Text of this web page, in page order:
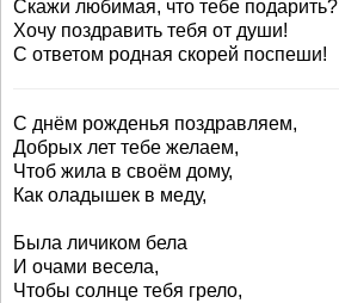
Скажи любимая, что тебе подарить?
Хочу поздравить тебя от души!
С ответом родная скорей поспеши!
С днём рожденья поздравляем,
Добрых лет тебе желаем,
Чтоб жила в своём дому,
Как оладышек в меду,
Была личиком бела
И очами весела,
Чтобы солнце тебя грело,